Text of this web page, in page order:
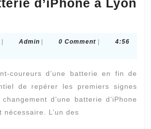
d’iPhone à Lyon
mai
AdminAdmin0 Comment
4:56
coureurs d’une batterie en fin de
de repérer les premiers signes
d’une batterie d’iPhone
nécessaire. L’un des